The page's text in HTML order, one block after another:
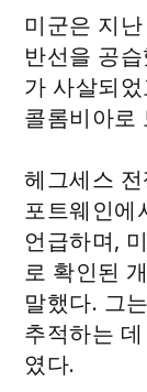
미군은 지
반선을 공
가 사살되
콜롬비아로
헤그세스
포트웨인에
언급하며,
로 확인된
말했다. 그
추적하는
였다.